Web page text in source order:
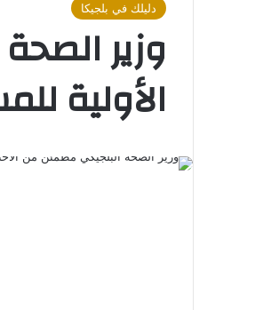
دليلك في بلجيكا
وزير
الأولية